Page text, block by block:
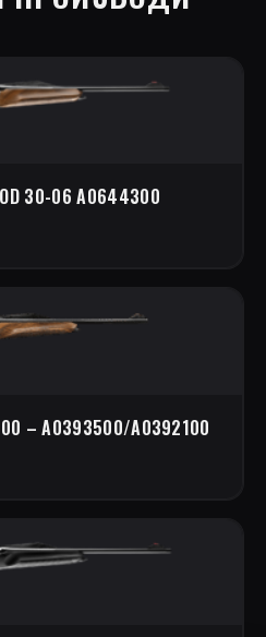
30-06 A0644300
300 – A0393500/A0392100